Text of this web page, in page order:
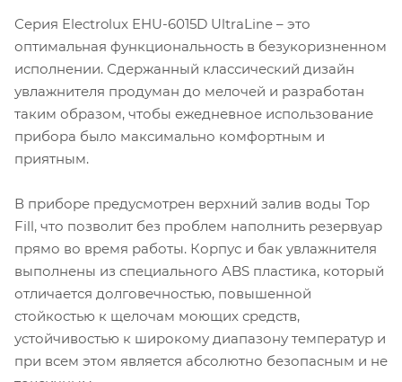
Серия Electrolux EHU-6015D UltraLine – это
оптимальная функциональность в безукоризненном
исполнении. Сдержанный классический дизайн
увлажнителя продуман до мелочей и разработан
таким образом, чтобы ежедневное использование
прибора было максимально комфортным и
приятным.
В приборе предусмотрен верхний залив воды Top
Fill, что позволит без проблем наполнить резервуар
прямо во время работы. Корпус и бак увлажнителя
выполнены из специального ABS пластика, который
отличается долговечностью, повышенной
стойкостью к щелочам моющих средств,
устойчивостью к широкому диапазону температур и
при всем этом является абсолютно безопасным и не